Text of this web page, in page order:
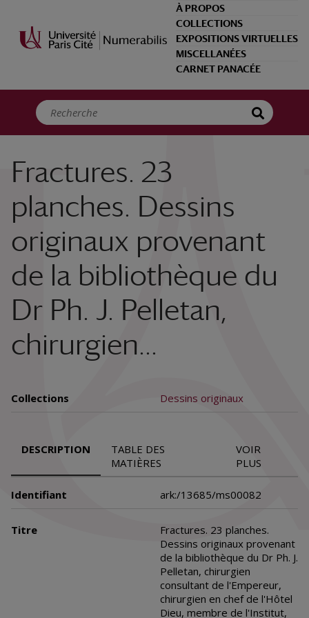
À PROPOS
COLLECTIONS
EXPOSITIONS VIRTUELLES
MISCELLANÉES
CARNET PANACÉE
Fractures. 23
planches. Dessins
originaux provenant
de la bibliothèque du
Dr Ph. J. Pelletan,
chirurgien...
Collections Dessins originaux
DESCRIPTION
TABLE DES
MATIÈRES
VOIR
PLUS
Identifiant ark:/13685/ms00082
Titre
Fractures. 23 planches.
Dessins originaux provenant
de la bibliothèque du Dr Ph. J.
Pelletan, chirurgien
consultant de l'Empereur,
chirurgien en chef de l'Hôtel
Dieu, membre de l'Institut,